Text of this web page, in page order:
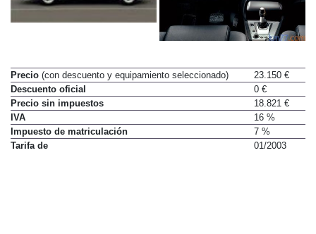
Precio (con descuento y equipamiento seleccionado)
23.150 €
Descuento oficial
0 €
Precio sin impuestos
18.821 €
IVA
16 %
Impuesto de matriculación
7 %
Tarifa de
01/2003